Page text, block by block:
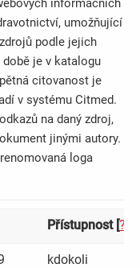
umožňující
podle jejich
je v katalogu
citovanost je
v systému Citmed.
na daný zdroj,
jinými autory.
loga
Přístupnost [?
kdokoli